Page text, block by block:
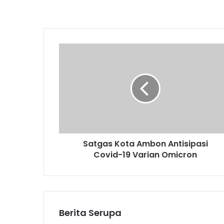
Satgas Kota Ambon Antisipasi
Covid-19 Varian Omicron
Berita Serupa